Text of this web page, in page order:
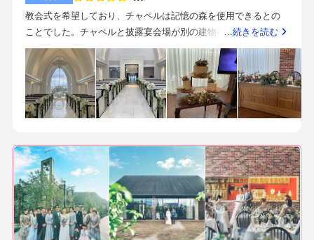
ングドレスとタキシードは、パックプランには入っていました
が、ウェディングドレス20万までタキシード10万までというこ
とで、悩みましたがやっぱり自分がいいと思ったものを選び見
積もりから値上がりしました。それから、花嫁のボディメイ
ク、新郎のヘアメイク等もギリギリまで悩みましたが晴れ舞台
なので急遽やることにしました。招待状は、家族のみでしたの
で特につくらず席次表、席札などは自分たちで作ったので節約
できたと思います。またブーケですが、ダーズンローズにした
ブーケのパックプランより節約できたため、参加できなかった
おじいちゃんへ ブーケのお土産をもって帰ることができまし
た。料理は、すべてオシャレで見た目も楽しめて味もすごい美
味しかったです！中でも真ん丸な手毬のような可愛いお寿司
や、和牛が美味しかったです。和牛には、ワサビもついていて
ワサビにもこだわっているみたいですごい美味しかったで
クリハーサルもありましたが、あまりこだわりを持っていなか
ったのと、高めだったのでなしにし、節約しました。ですが、
く、はずれはなかったです。ゲストからも好評でした。ゲスト
は大体車できていたので、式場ら駅からは離れていますが、問
題はなかったと思います。式当日に誕生日の方がゲストにいた
のですが、無料でメッセージプレートを作っていただいたり、
ゲストの苦手な食べ物に対して柔軟に対応していただきまし
ったのではないかと思います。
教会式を希望しており、チャペルは記憶の森を使用できるとの
ことでした。チャペルと披露宴会場が別の建物なので、天候や
ご年配の方が心配でした。ナチュラル、アットホームな雰囲気
でした。ゲストとの距離が近いのも魅力だと思います。素敵な
ガーデンもあり、演出で使用したら盛り上がると思います。料
金を重要視していたため、丁寧に説明していただきました。料
理が美味しすぎます！！他の式場だとこってりとした味付けの
味でシンプルなお料理。何を食べても美味しかったです！！駅
から少し離れているため、送迎バスがあるといいと感じまし
た。ただ、駐車場もたくさんあるため、不便は感じないと思い
ます。ひとつひとつ丁寧に説明していただきました。帰りの際
は温かい飲み物やギフトまでいただき、心遣いが嬉しかったで
す。オープンキッチンで音や匂いを感じられるのがドキドキワ
…続きを読む